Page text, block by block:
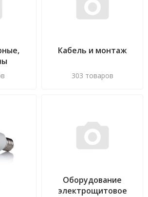
Кабель и монтаж
303 товаров
Оборудование
электрощитовое